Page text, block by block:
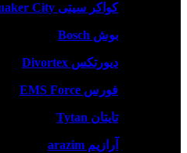
کواکر سیتی Quaker City
بوش Bosch
دیورتکس Divortex
فورس EMS Force
تایتان Tytan
آرازیم arazim